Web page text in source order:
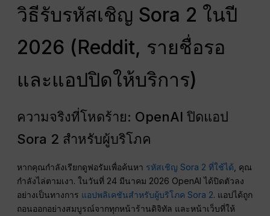
วิธีรับรหัสเชิญ Sora 2 ในปี
2026 (Reddit, รายชื่อรอ
และแอปปิดให้บริการ)
ความจริงที่โหดร้าย: OpenAI ปิดแอป
Sora 2 สำหรับผู้บริโภค
หากคุณกำลังเรียกดูฟอรัมเพื่อค้นหา รหัสเชิญ Sora 2 ที่ใช้ได้, คุณ
กำลังไล่ตามเงา. ในวันที่ 24 มีนาคม 2026 OpenAI ได้ปิดตัวลง
อย่างเป็นทางการ แอปพลิเคชันสำหรับผู้บริโภค Sora 2. แอปได้ถูก
ถอนออกอย่างสมบูรณ์จากทุกหน้าร้านดิจิทัล และหน้าเว็บที่ให้